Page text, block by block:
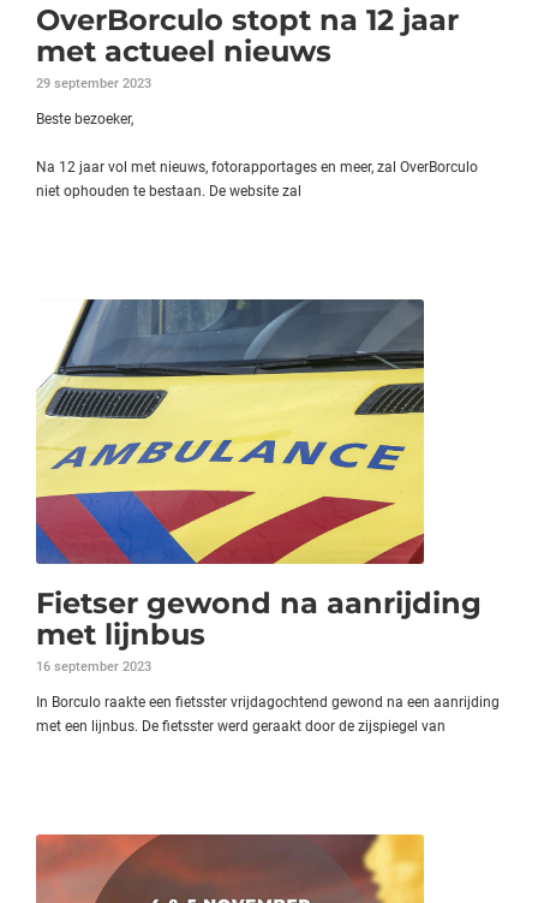
OverBorculo stopt na 12 jaar
met actueel nieuws
29 september 2023
Beste bezoeker,
Na 12 jaar vol met nieuws, fotorapportages en meer, zal OverBorculo
niet ophouden te bestaan. De website zal
Fietser gewond na aanrijding
met lijnbus
16 september 2023
In Borculo raakte een fietsster vrijdagochtend gewond na een aanrijding
met een lijnbus. De fietsster werd geraakt door de zijspiegel van